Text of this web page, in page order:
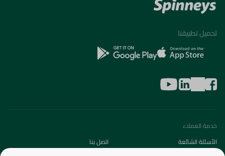
تحميل تطبيقنا
خدمة العملاء
الأسئلة الشائعة
اتصل بنا